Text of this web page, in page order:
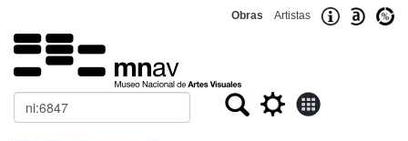
Obras Artistas
Buscar